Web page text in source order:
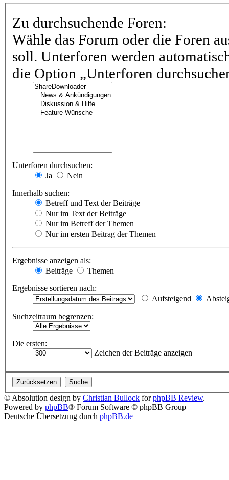
Zu durchsuchende Foren:
Wähle das Forum oder die Foren
soll. Unterforen werden
die Option „Unterforen
Unterforen durchsuchen:
Ja
Nein
Innerhalb suchen:
Betreff und Text der Beiträge
Nur im Text der Beiträge
Nur im Betreff der Themen
Nur im ersten Beitrag der Themen
Ergebnisse anzeigen als:
Beiträge
Themen
Ergebnisse sortieren nach:
Aufsteigend
Suchzeitraum begrenzen:
Die ersten:
Zeichen der Beiträge anzeigen
© Absolution design by Christian Bullock forphpBB Review.
Powered by phpBB® Forum Software © phpBB Group
Deutsche Übersetzung durch phpBB.de